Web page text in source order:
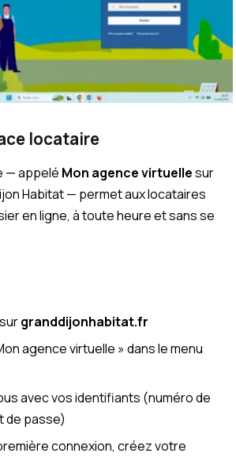
locataire
— appelé Mon agence virtuellesur
Habitat — permet aux locataires
en ligne, à toute heure et sans se
granddijonhabitat.fr
agence virtuelle » dans le menu
avec vos identifiants (numéro de
de passe)
connexion, créez votre